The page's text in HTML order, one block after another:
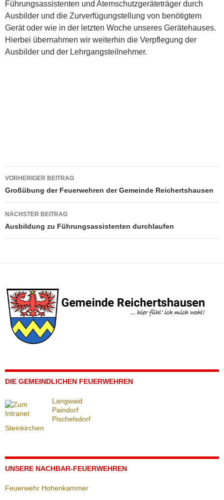
Führungsassistenten und Atemschutzgeräteträger durch
Ausbilder und die Zurverfügungstellung von benötigtem
Gerät oder wie in der letzten Woche unseres Gerätehauses.
Hierbei übernahmen wir weiterhin die Verpflegung der
Ausbilder und der Lehrgangsteilnehmer.
Beitragsnavigation
VORHERIGER BEITRAG
Großübung der Feuerwehren der Gemeinde Reichertshausen
NÄCHSTER BEITRAG
Ausbildung zu Führungsassistenten durchlaufen
DIE GEMEINDLICHEN FEUERWEHREN
Langwaid
Paindorf
Pischelsdorf
Steinkirchen
UNSERE NACHBAR-FEUERWEHREN
Feuerwehr Hohenkammer